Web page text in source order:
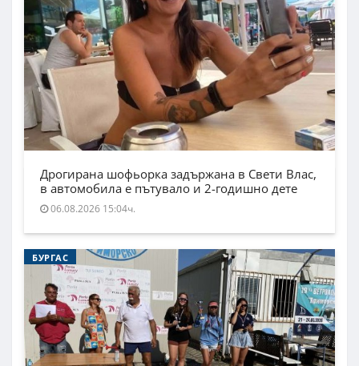
Дрогирана шофьорка задържана в Свети Влас,
в автомобила е пътувало и 2-годишно дете
06.08.2026 15:04ч.
БУРГАС